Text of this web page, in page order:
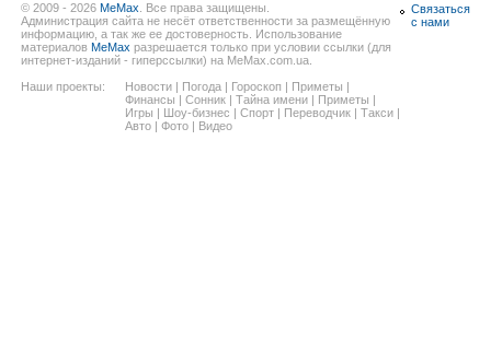
© 2009 - 2026 MeMax . Все права защищены.
Администрация сайта не несёт ответственности за размещённую
информацию, а так же ее достоверность. Использование
материалов MeMax разрешается только при условии ссылки (для
интернет-изданий - гиперссылки) на MeMax.com.ua.
Наши проекты:
Новости Погода Гороскоп Приметы
Финансы
Сонник Тайна имени Приметы
Игры
Шоу-бизнес Спорт Переводчик Такси
Авто
Фото Видео
Связаться
с нами